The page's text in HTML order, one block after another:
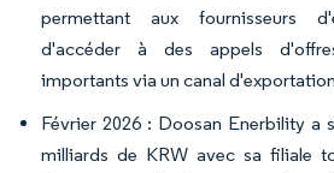
permettant aux fournisseurs
d'accéder à des appels
importants via un canal
Février 2026 : Doosan Enerbility a
milliards de KRW avec sa filiale